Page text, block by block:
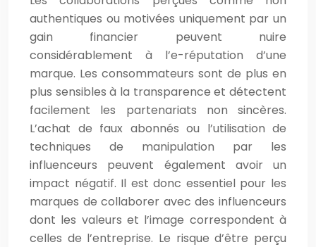
authentiques ou motivées uniquement par un
gain financier peuvent nuire
considérablement à l’e-réputation d’une
marque. Les consommateurs sont de plus en
plus sensibles à la transparence et détectent
facilement les partenariats non sincères.
L’achat de faux abonnés ou l’utilisation de
techniques de manipulation par les
influenceurs peuvent également avoir un
impact négatif. Il est donc essentiel pour les
marques de collaborer avec des influenceurs
dont les valeurs et l’image correspondent à
celles de l’entreprise. Le risque d’être perçu